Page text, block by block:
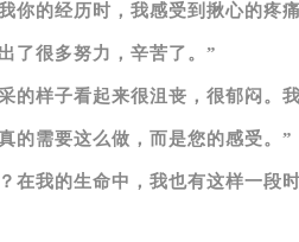
你的经历时，我感受到揪心的疼
了很多努力，辛苦了。”
的样子看起来很沮丧，很郁闷。
的需要这么做，而是您的感受。”
在我的生命中，我也有这样一段